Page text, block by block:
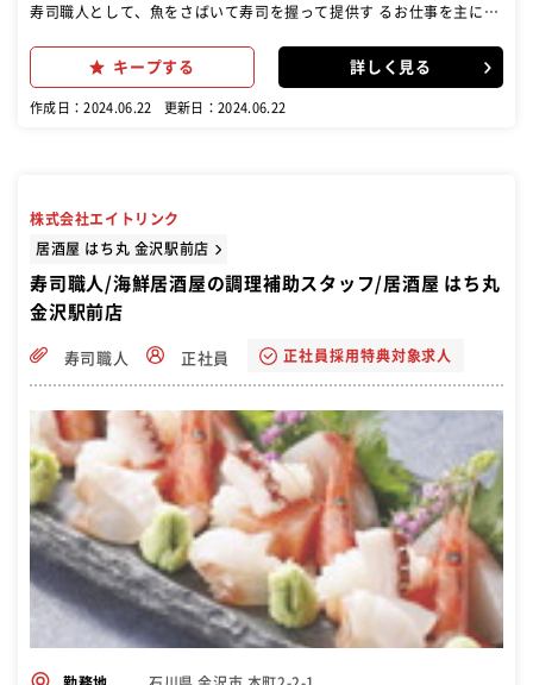
寿司職人として、魚をさばいて寿司を握って提供す るお仕事を主にお
／仕入れや 仕込み／在庫管理／店内清掃／メニュー開発など 【入社後
の研修内容】まずは全体の流れを掴んでいただくため、ホ ールや洗い
ていきます。６か月～実際に回転レーンの中に入り、 お客様の前で握
った実績もあり
キープする 詳しく見る
作成日：2024.06.22 更新日：2024.06.22
株式会社エイトリンク
居酒屋 はち丸 金沢駅前店
寿司職人/海鮮居酒屋の調理補助スタッフ/居酒屋 はち丸
金沢駅前店
寿司職人 正社員 正社員採用特典対象求人